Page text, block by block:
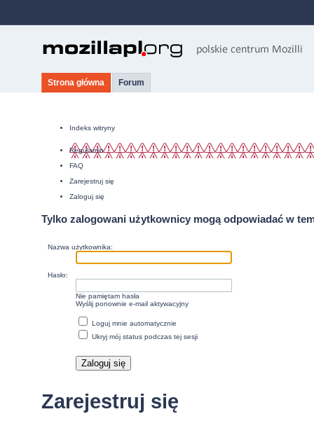
Strona główna Forum
Indeks witryny
Regulamin
FAQ
Zarejestruj się
Zaloguj się
Tylko zalogowani użytkownicy mogą odpowiadać w
Nazwa użytkownika:
Hasło:
Nie pamiętam hasła
Wyślij ponownie e-mail aktywacyjny
Loguj mnie automatycznie
Ukryj mój status podczas tej sesji
Zarejestruj się